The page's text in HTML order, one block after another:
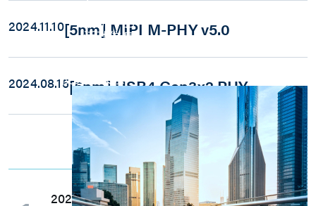
最新产品
活动信息
投资人关系
2024.11.10[5nm] MIPI M-PHY v5.0
2024.08.15[5nm] USB4 Gen3x2 PHY
Event
2026.08.27 新竹喜来登